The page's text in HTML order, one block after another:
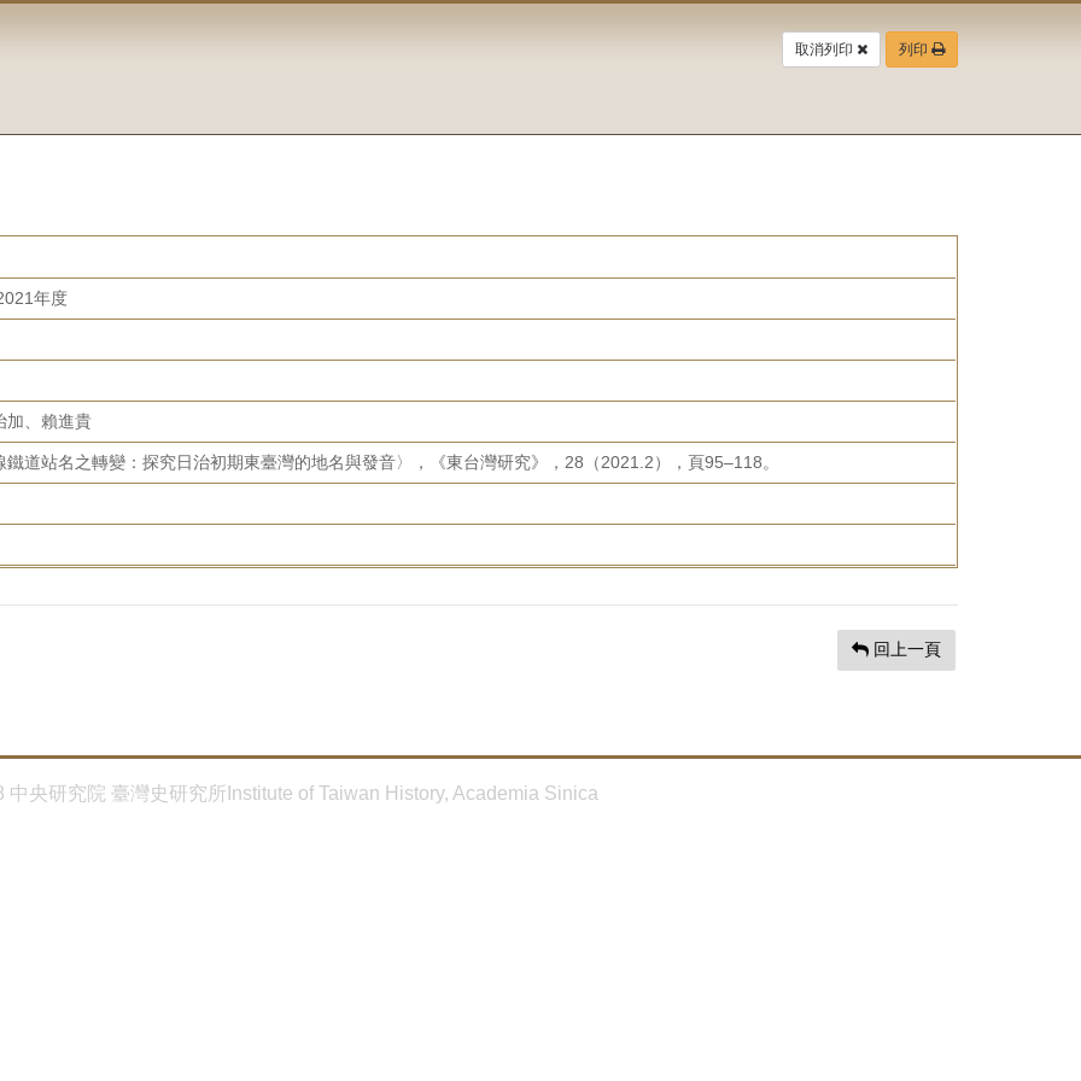
取消列印 列印
年度
加、賴進貴
鐵道站名之轉變：探究日治初期東臺灣的地名與發音〉，《東台灣研究》，28（2021.2），頁95–118。
回上一頁
中央研究院 臺灣史研究所Institute of Taiwan History, Academia Sinica